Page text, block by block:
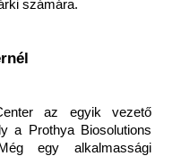
számára.
az egyik vezető
a Prothya Biosolutions
egy alkalmassági